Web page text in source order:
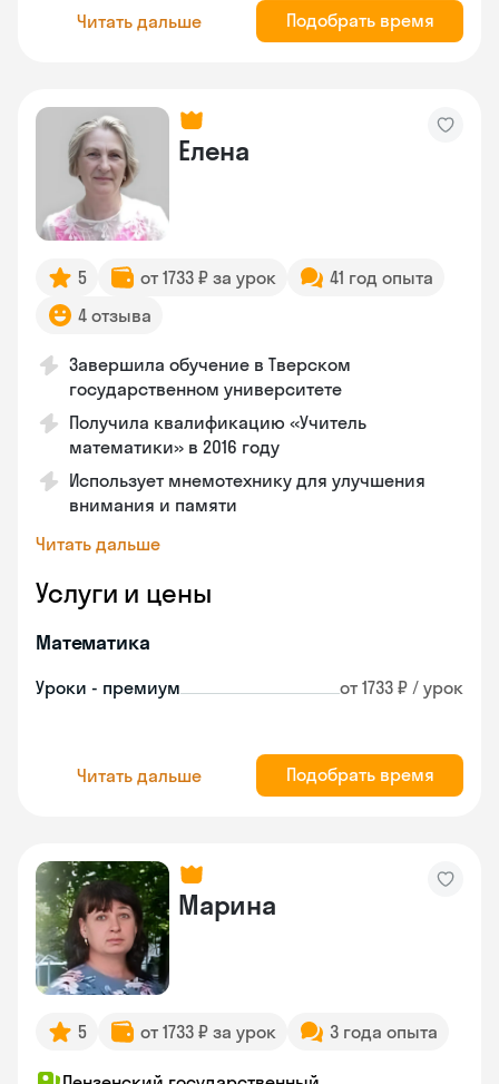
Читать дальше Подобрать время
Елена
5 от 1733 ₽ за урок
41 год опыта
4 отзыва
Завершила обучение в Тверском
государственном университете
Получила квалификацию «Учитель
математики» в 2016 году
Использует мнемотехнику для улучшения
внимания и памяти
Читать дальше
Услуги и цены
Математика
Уроки - премиум от 1733 ₽ / урок
Читать дальше Подобрать время
Марина
5 от 1733 ₽ за урок 3 года опыта